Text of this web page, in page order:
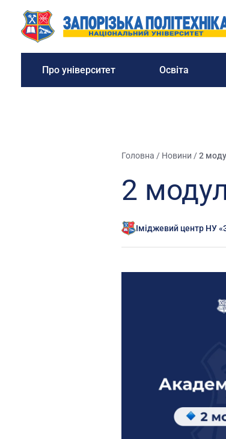
Про університет Освіта
Головна / Новини /2
2
Іміджевий центр НУ